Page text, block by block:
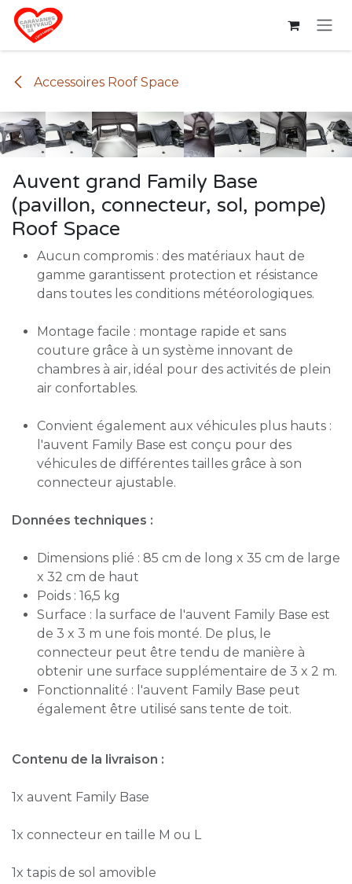
Se rendre au contenu
Accessoires Roof Space
Auvent grand Family Base
(pavillon, connecteur, sol, pompe)
Roof Space
Aucun compromis : des matériaux haut de
gamme garantissent protection et résistance
dans toutes les conditions météorologiques.
Montage facile : montage rapide et sans
couture grâce à un système innovant de
chambres à air, idéal pour des activités de plein
air confortables.
Convient également aux véhicules plus hauts :
l'auvent Family Base est conçu pour des
véhicules de différentes tailles grâce à son
connecteur ajustable.
Données techniques :
Dimensions plié : 85 cm de long x 35 cm de large
x 32 cm de haut
Poids : 16,5 kg
Surface : la surface de l'auvent Family Base est
de 3 x 3 m une fois monté. De plus, le
connecteur peut être tendu de manière à
obtenir une surface supplémentaire de 3 x 2 m.
Fonctionnalité : l'auvent Family Base peut
également être utilisé sans tente de toit.
Contenu de la livraison :
1x auvent Family Base
1x connecteur en taille M ou L
1x tapis de sol amovible